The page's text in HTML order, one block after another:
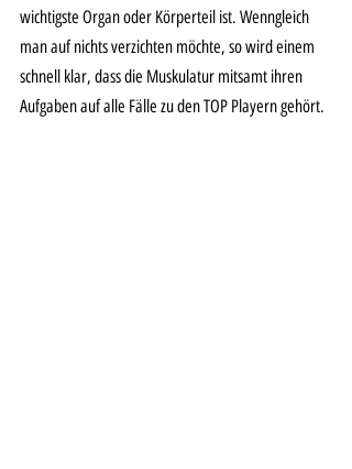
wichtigste Organ oder Körperteil ist. Wenngleich
man auf nichts verzichten möchte, so wird einem
schnell klar, dass die Muskulatur mitsamt ihren
Aufgaben auf alle Fälle zu den TOP Playern gehört.